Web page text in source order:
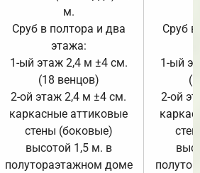
м.
Сруб в полтора и два
этажа:
1-ый этаж 2,4 м ±4 см.
(18 венцов)
2-ой этаж 2,4 м ±4 см.
каркасные аттиковые
стены (боковые)
высотой 1,5 м. в
полутораэтажном доме
Сруб
1-ый
2-ой